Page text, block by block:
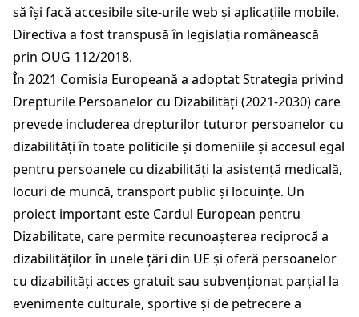
să își facă accesibile site-urile web și aplicațiile mobile.
Directiva a fost transpusă în legislația românească
prin OUG 112/2018.
În 2021 Comisia Europeană a adoptat Strategia privind
Drepturile Persoanelor cu Dizabilități (2021-2030) care
prevede includerea drepturilor tuturor persoanelor cu
dizabilități în toate politicile și domeniile și accesul egal
pentru persoanele cu dizabilități la asistență medicală,
locuri de muncă, transport public și locuințe. Un
proiect important este Cardul European pentru
Dizabilitate, care permite recunoașterea reciprocă a
dizabilităților în unele țări din UE și oferă persoanelor
cu dizabilități acces gratuit sau subvenționat parțial la
evenimente culturale, sportive și de petrecere a